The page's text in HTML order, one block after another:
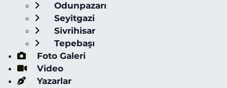
Odunpazarı
Seyitgazi
Sivrihisar
Tepebaşı
Foto Galeri
Video
Yazarlar